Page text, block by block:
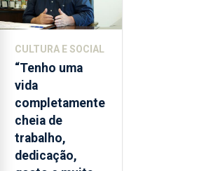
2026.
A
Flores
apresenta
um
“decréscimo
significativo”
da
CULTURA E SOCIAL
“Tenho uma
vida
completamente
cheia de
trabalho,
dedicação,